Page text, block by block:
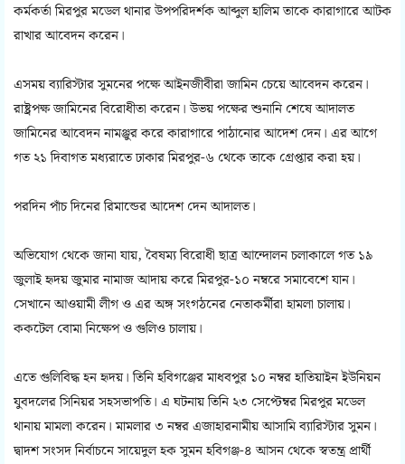
কর্মকর্তা মিরপুর মডেল থানার উপপরিদর্শক আব্দুল হালিম তাকে কারাগারে আটক
রাখার আবেদন করেন।
এসময় ব্যারিস্টার সুমনের পক্ষে আইনজীবীরা জামিন চেয়ে আবেদন করেন।
রাষ্ট্রপক্ষ জামিনের বিরোধীতা করেন। উভয় পক্ষের শুনানি শেষে আদালত
জামিনের আবেদন নামঞ্জুর করে কারাগারে পাঠানোর আদেশ দেন। এর আগে
গত ২১ দিবাগত মধ্যরাতে ঢাকার মিরপুর-৬ থেকে তাকে গ্রেপ্তার করা হয়।
পরদিন পাঁচ দিনের রিমান্ডের আদেশ দেন আদালত।
অভিযোগ থেকে জানা যায়, বৈষম্য বিরোধী ছাত্র আন্দোলন চলাকালে গত ১৯
জুলাই হৃদয় জুমার নামাজ আদায় করে মিরপুর-১০ নম্বরে সমাবেশে যান।
সেখানে আওয়ামী লীগ ও এর অঙ্গ সংগঠনের নেতাকর্মীরা হামলা চালায়।
ককটেল বোমা নিক্ষেপ ও গুলিও চালায়।
এতে গুলিবিদ্ধ হন হৃদয়। তিনি হবিগঞ্জের মাধবপুর ১০ নম্বর হাতিয়াইন ইউনিয়ন
যুবদলের সিনিয়র সহসভাপতি। এ ঘটনায় তিনি ২৩ সেপ্টেম্বর মিরপুর মডেল
থানায় মামলা করেন। মামলার ৩ নম্বর এজাহারনামীয় আসামি ব্যারিস্টার সুমন।
দ্বাদশ সংসদ নির্বাচনে সায়েদুল হক সুমন হবিগঞ্জ-৪ আসন থেকে স্বতন্ত্র প্রার্থী